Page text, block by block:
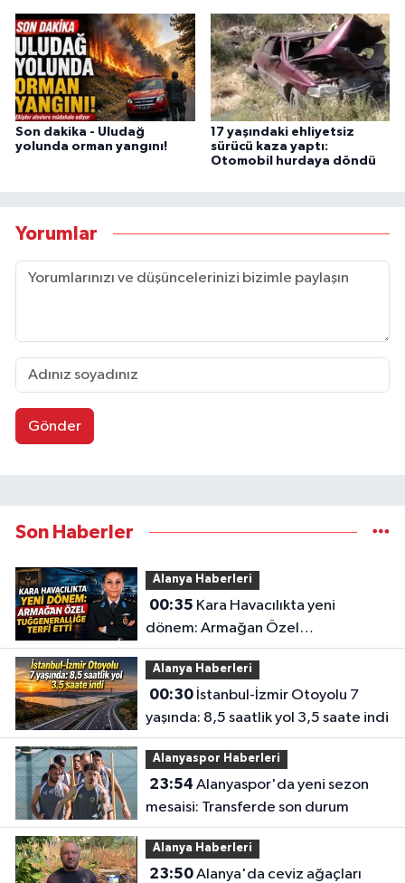
Son dakika - Uludağ
yolunda orman yangını!
17 yaşındaki ehliyetsiz
sürücü kaza yaptı:
Otomobil hurdaya döndü
Yorumlar
Gönder
Son Haberler
Alanya Haberleri
00:35
dönem: Armağan Özel
Tuğgeneralliğe terfi etti
Alanya Haberleri
00:30İstanbul-İzmir Otoyolu 7
yaşında: 8,5 saatlik yol 3,5 saate indi
Alanyaspor Haberleri
23:54
mesaisi: Transferde son durum
Alanya Haberleri
23:50Alanya'da ceviz ağaçları